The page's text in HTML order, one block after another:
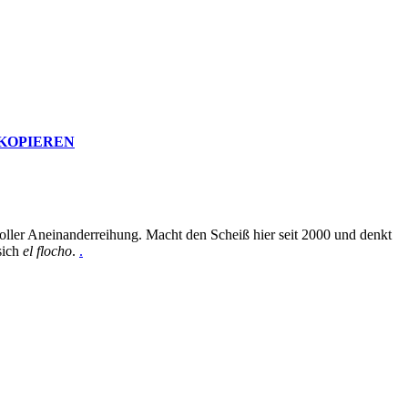
Aneinanderreihung. Macht den Scheiß hier seit 2000 und denkt
el flocho. .